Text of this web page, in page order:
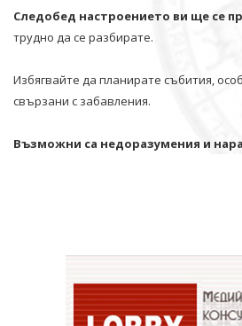
Следобед настроението ви ще се
трудно да се разбирате.
Избягвайте да планирате събития,
свързани с забавления.
Възможни са недоразумения и